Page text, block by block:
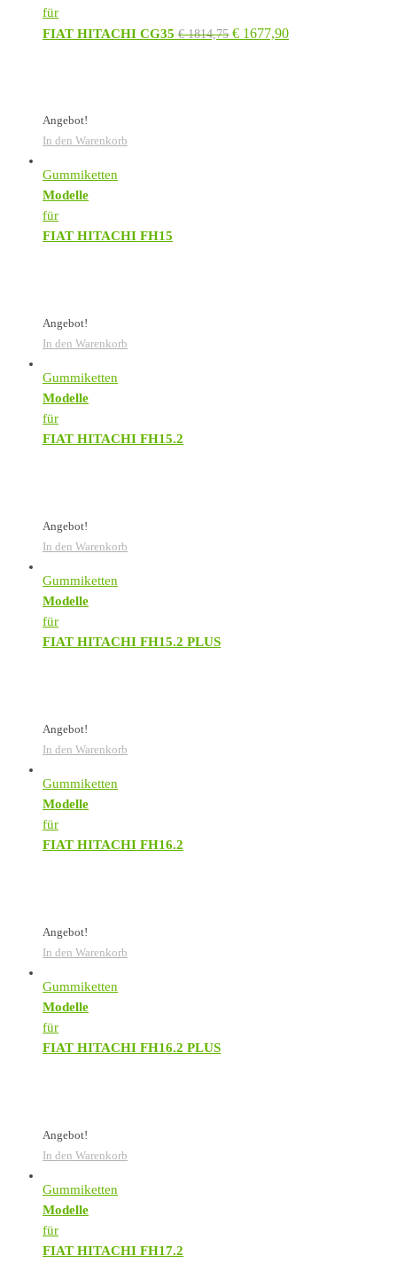
für
FIAT HITACHI CG35 €1814,75 € 1677,90
Angebot!
In den Warenkorb
Gummiketten
Modelle
für
FIAT HITACHI FH15
Angebot!
In den Warenkorb
Gummiketten
Modelle
für
FIAT HITACHI FH15.2
Angebot!
In den Warenkorb
Gummiketten
Modelle
für
FIAT HITACHI FH15.2 PLUS
Angebot!
In den Warenkorb
Gummiketten
Modelle
für
FIAT HITACHI FH16.2
Angebot!
In den Warenkorb
Gummiketten
Modelle
für
FIAT HITACHI FH16.2 PLUS
Angebot!
In den Warenkorb
Gummiketten
Modelle
für
FIAT HITACHI FH17.2